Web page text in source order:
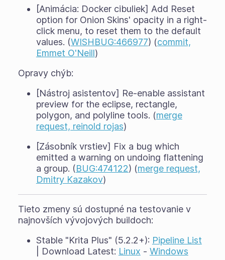
[Animácia: Docker cibuliek] Add Reset
option for Onion Skins' opacity in a right-
click menu, to reset them to the default
values. (WISHBUG:466977) (commit,
Emmet O'Neill)
Opravy chýb:
[Nástroj asistentov] Re-enable assistant
preview for the eclipse, rectangle,
polygon, and polyline tools. (merge
request, reinold rojas)
[Zásobník vrstiev] Fix a bug which
emitted a warning on undoing flattening
a group. (BUG:474122) (merge request,
Dmitry Kazakov)
Tieto zmeny sú dostupné na testovanie v
najnovších vývojových buildoch:
Stable "Krita Plus" (5.2.2+): Pipeline List
| Download Latest: Linux - Windows